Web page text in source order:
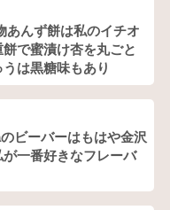
あんず餅は私のイチオ
で蜜漬け杏を丸ごと
は黒糖味もあり
ビーバーはもはや金沢
一番好きなフレーバ